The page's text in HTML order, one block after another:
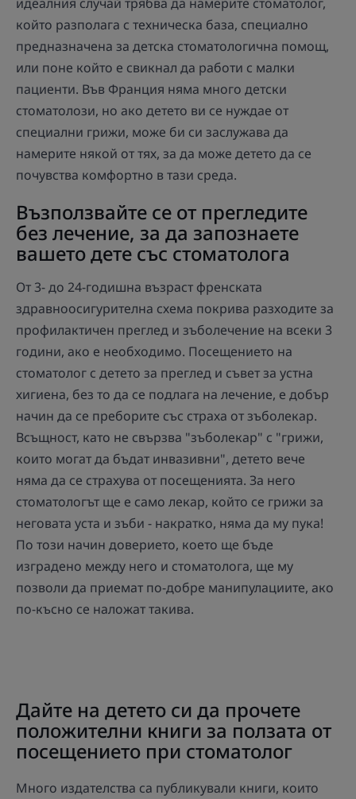
който разполага с техническа база, специално
предназначена за детска стоматологична помощ,
или поне който е свикнал да работи с малки
пациенти. Във Франция няма много детски
стоматолози, но ако детето ви се нуждае от
специални грижи, може би си заслужава да
намерите някой от тях, за да може детето да се
почувства комфортно в тази среда.
Възползвайте се от прегледите
без лечение, за да запознаете
вашето дете със стоматолога
От 3- до 24-годишна възраст френската
здравноосигурителна схема покрива разходите за
профилактичен преглед и зъболечение на всеки 3
години, ако е необходимо. Посещението на
стоматолог с детето за преглед и съвет за устна
хигиена, без то да се подлага на лечение, е добър
начин да се преборите със страха от зъболекар.
Всъщност, като не свързва "зъболекар" с "грижи,
които могат да бъдат инвазивни", детето вече
няма да се страхува от посещенията. За него
стоматологът ще е само лекар, който се грижи за
неговата уста и зъби - накратко, няма да му пука!
По този начин доверието, което ще бъде
изградено между него и стоматолога, ще му
позволи да приемат по-добре манипулациите, ако
по-късно се наложат такива.
Дайте на детето си да прочете
положителни книги за ползата от
посещението при стоматолог
Много издателства са публикували книги, които